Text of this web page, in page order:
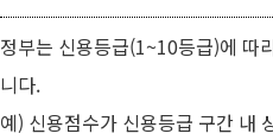
정부는 신용등급(1~10등급)에 따
니다.
예) 신용점수가 신용등급 구간 내